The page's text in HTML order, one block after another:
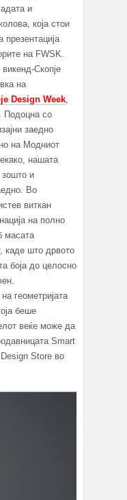
и
која стои
презентација
на FWSK.
Скопје
на
Design Week,
Подоцна со
заедно
на Модниот
нашата
и
Во
виткан
на полно
масата
каде што дрвото
боја до целосно
геометријата
беше
веќе може да
Smart
Store во